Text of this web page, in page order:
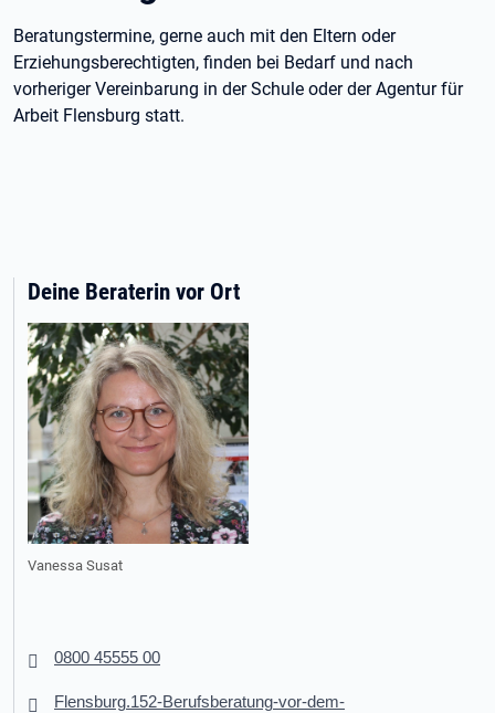
Beratungstermine, gerne auch mit den Eltern oder
Erziehungsberechtigten, finden bei Bedarf und nach
vorheriger Vereinbarung in der Schule oder der Agentur für
Arbeit Flensburg statt.
Deine Beraterin vor Ort
Vanessa Susat
0800 45555 00
Flensburg.152-Berufsberatung-vor-dem-